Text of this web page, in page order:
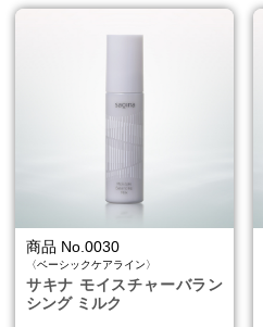
商品 No.0030
〈ベーシックケアライン〉
サキナ モイスチャーバラン
シング ミルク